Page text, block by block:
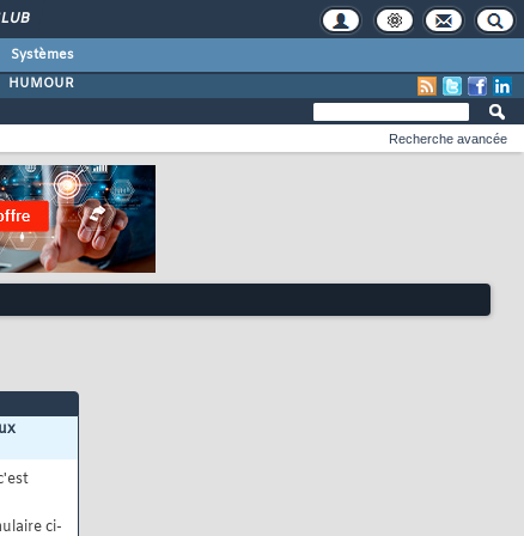
Systèmes
HUMOUR
Recherche avancée
ci-